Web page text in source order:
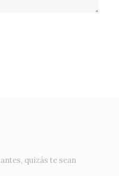
quizás te sean